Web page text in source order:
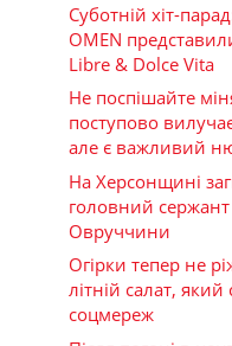
Суботній хіт-
OMEN
Libre & Dolce Vita
Не поспішайте
поступово
але є важливий
На Херсонщині
головний сержант
Овруччини
Огірки тепер не
літній салат, який
соцмереж